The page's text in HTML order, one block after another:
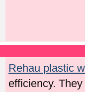
Rehau plastic
efficiency.